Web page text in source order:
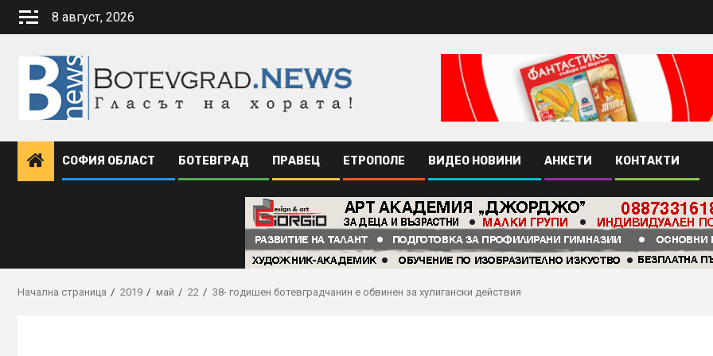
Skip
8 август, 2026
СОФИЯ ОБЛАСТ БОТЕВГРАД ПРАВЕЦ ЕТРОПОЛЕ ВИДЕО НОВИНИ АНКЕТИ КОНТАКТИ
Начална страница 2019 май 22 38- годишен ботевградчанин е обвинен за хулигански действия